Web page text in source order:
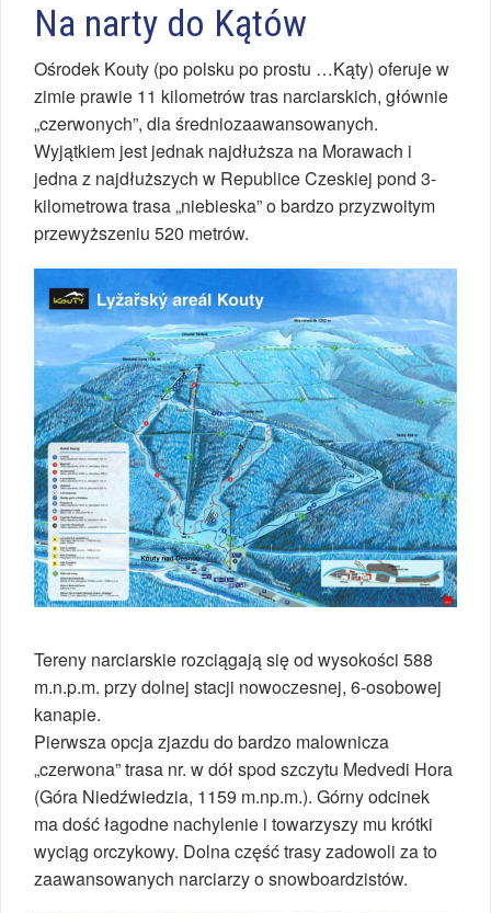
Na narty do Kątów
Ośrodek Kouty (po polsku po prostu …Kąty) oferuje w
zimie prawie 11 kilometrów tras narciarskich, głównie
„czerwonych”, dla średniozaawansowanych.
Wyjątkiem jest jednak najdłuższa na Morawach i
jedna z najdłuższych w Republice Czeskiej pond 3-
kilometrowa trasa „niebieska” o bardzo przyzwoitym
przewyższeniu 520 metrów.
Tereny narciarskie rozciągają się od wysokości 588
m.n.p.m. przy dolnej stacji nowoczesnej, 6-osobowej
kanapie.
Pierwsza opcja zjazdu do bardzo malownicza
„czerwona” trasa nr. w dół spod szczytu Medvedi Hora
(Góra Niedźwiedzia, 1159 m.np.m.). Górny odcinek
ma dość łagodne nachylenie i towarzyszy mu krótki
wyciąg orczykowy. Dolna część trasy zadowoli za to
zaawansowanych narciarzy o snowboardzistów.